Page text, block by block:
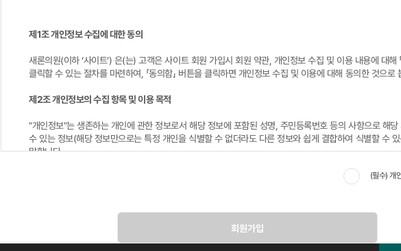
제1조 개인정보 수집에 대한 동의
새론의원(이하 ‘사이트’) 은(는) 고객은 사이트 회원 가입시 회원 약관, 개인정보 수집 및 이용 내용에 대해
클릭할 수 있는 절차를 마련하여, 「동의함」 버튼을 클릭하면 개인정보 수집 및 이용에 대해 동의한 것으로
제2조 개인정보의 수집 항목 및 이용 목적
"개인정보"는 생존하는 개인에 관한 정보로서 해당 정보에 포함된 성명, 주민등록번호 등의 사항으로 해당
수 있는 정보(해당 정보만으로는 특정 개인을 식별할 수 없더라도 다른 정보와 쉽게 결합하여 식별할 수
말합니다.
(필수) 개